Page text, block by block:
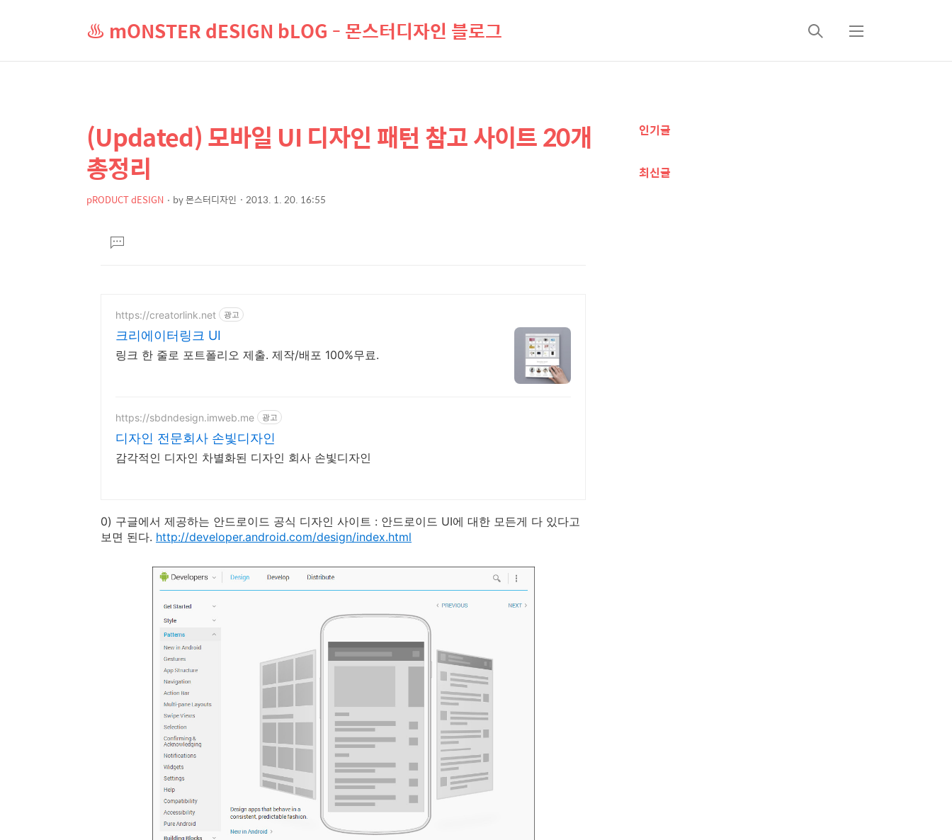
♨ mONSTER dESIGN bLOG - 몬스터디자인 블로그
검
메
상
세
컨
텐
본
문
제
목
(Updated) 모바일 UI 디자인 패턴 참고 사이트 20개
총정리
pRODUCT dESIGN by몬스터디자인 2013. 1. 20. 16:55
댓
글
https://creatorlink.net 광고
크리에이터링크 UI
링크 한 줄로 포트폴리오 제출. 제작/배포 100%무료.
https://sbdndesign.imweb.me 광고
디자인 전문회사 손빛디자인
감각적인 디자인 차별화된 디자인 회사 손빛디자인
0) 구글에서 제공하는 안드로이드 공식 디자인 사이트 : 안드로이드 UI에 대한 모든게 다 있다고
보면 된다. http://developer.android.com/design/index.html
추
정
인기글
최신글